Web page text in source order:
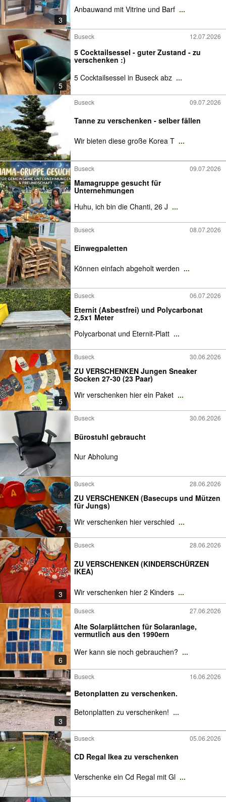
3
Anbauwand mit Vitrine und Barf ...
5
Buseck 12.07.2026
5 Cocktailsessel - guter Zustand - zu
verschenken :)
5 Cocktailsessel in Buseck abz ...
Buseck 09.07.2026
Tanne zu verschenken - selber fällen
Wir bieten diese große Korea T ...
Buseck 09.07.2026
Mamagruppe gesucht für
Unternehmungen
Huhu, ich bin die Chanti, 26 J ...
Buseck 08.07.2026
Einwegpaletten
Können einfach abgeholt werden ...
Buseck 06.07.2026
Eternit (Asbestfrei) und Polycarbonat
2,5x1 Meter
Polycarbonat und Eternit-Platt ...
5
Buseck 30.06.2026
ZU VERSCHENKEN Jungen Sneaker
Socken 27-30 (23 Paar)
Wir verschenken hier ein Paket ...
Buseck 30.06.2026
Bürostuhl gebraucht
Nur Abholung
7
Buseck 28.06.2026
ZU VERSCHENKEN (Basecups und Mützen
für Jungs)
Wir verschenken hier verschied ...
3
Buseck 28.06.2026
ZU VERSCHENKEN (KINDERSCHÜRZEN
IKEA)
Wir verschenken hier 2 Kinders ...
6
Buseck 27.06.2026
Alte Solarplättchen für Solaranlage,
vermutlich aus den 1990ern
Wer kann sie noch gebrauchen? ...
3
Buseck 16.06.2026
Betonplatten zu verschenken.
Betonplatten zu verschenken! ...
Buseck 05.06.2026
CD Regal Ikea zu verschenken
Verschenke ein Cd Regal mit Gl ...